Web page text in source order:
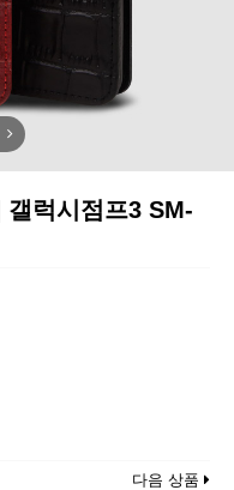
럭시점프3 SM-
다음 상품